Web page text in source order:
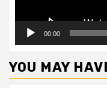
00:00
YOU MAY